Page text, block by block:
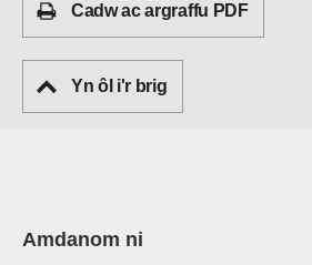
Cadw ac argraffu PDF
Yn ôl i'r brig
Amdanom ni